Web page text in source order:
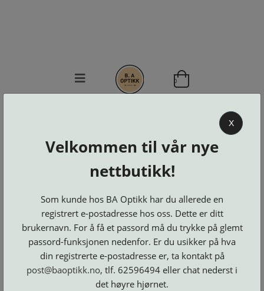
KONTAKT
BESTILL
LOGG INN
0
Brillerens
Brillesnorer
Clip-
on
og
Suncover
Etuier
Innfatninger
Lesebriller
Luper
og
Maskiner
Microkluter
Neseputer
og
Skruer
Solbriller
Verktøy
og
tilbehør
X
Velkommen til vår nye
nettbutikk!
Som kunde hos BA Optikk har du allerede en
registrert e-postadresse hos oss. Dette er ditt
brukernavn. For å få et passord må du trykke på glemt
passord-funksjonen nedenfor. Er du usikker på hva
din registrerte e-postadresse er, ta kontakt på
post@baoptikk.no, tlf. 62596494 eller chat nederst i
det høyre hjørnet.